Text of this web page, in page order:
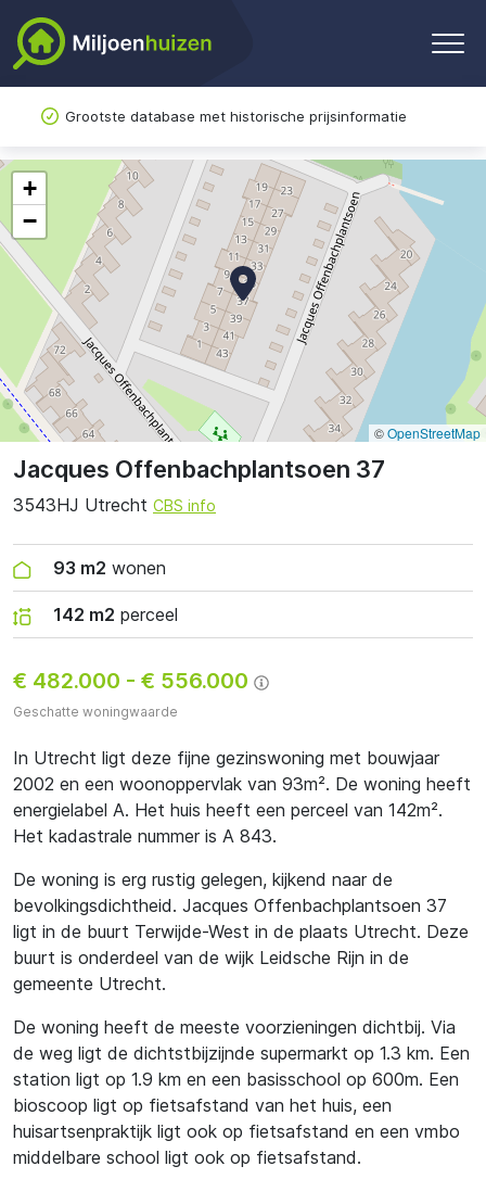
Grootste database met historische prijsinformatie
Jacques Offenbachplantsoen 37
3543HJ Utrecht CBS info
93 m2 wonen
142 m2 perceel
€ 482.000 - € 556.000
Geschatte woningwaarde
In Utrecht ligt deze fijne gezinswoning met bouwjaar
2002 en een woonoppervlak van 93m². De woning heeft
energielabel A. Het huis heeft een perceel van 142m².
Het kadastrale nummer is A 843.
De woning is erg rustig gelegen, kijkend naar de
bevolkingsdichtheid. Jacques Offenbachplantsoen 37
ligt in de buurt Terwijde-West in de plaats Utrecht. Deze
buurt is onderdeel van de wijk Leidsche Rijn in de
gemeente Utrecht.
De woning heeft de meeste voorzieningen dichtbij. Via
de weg ligt de dichtstbijzijnde supermarkt op 1.3 km. Een
station ligt op 1.9 km en een basisschool op 600m. Een
bioscoop ligt op fietsafstand van het huis, een
huisartsenpraktijk ligt ook op fietsafstand en een vmbo
middelbare school ligt ook op fietsafstand.
+
−
©OpenStreetMap